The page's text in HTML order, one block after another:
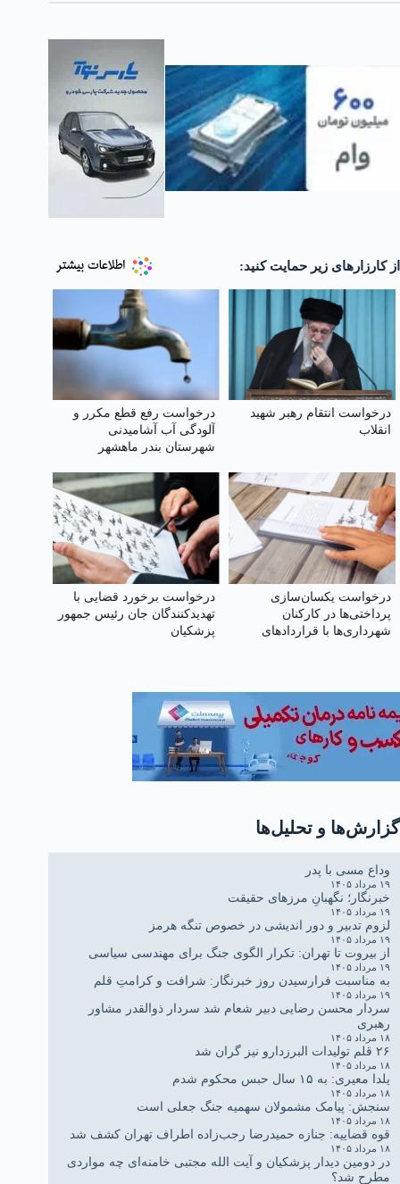
از کارزارهای زیر حمایت کنید:
درخواست انتقام رهبر شهید
انقلاب
درخواست رفع قطع مکرر و
آلودگی آب آشامیدنی
شهرستان بندر ماهشهر
درخواست یکسان‌سازی
پرداختی‌ها در کارکنان
شهرداری‌ها با قراردادهای
درخواست برخورد قضایی با
تهدید‌کنندگان جان رئیس جمهور
پزشکیان
گزارش‌ها و تحلیل‌ها
وداع مسی با پدر
۱۹ مرداد ۱۴۰۵
خبرنگار؛ نگهبانِ مرزهای حقیقت
۱۹ مرداد ۱۴۰۵
لزوم تدبیر و دور اندیشی در خصوص تنگه هرمز
۱۹ مرداد ۱۴۰۵
از بیروت تا تهران: تکرار الگوی جنگ برای مهندسی سیاسی
۱۹ مرداد ۱۴۰۵
به مناسبت فرارسیدن روز خبرنگار: شرافت و کرامتِ قلم
۱۹ مرداد ۱۴۰۵
سردار محسن رضایی دبیر شعام شد سردار ذوالقدر مشاور
رهبری
۱۸ مرداد ۱۴۰۵
۲۶ قلم تولیدات البرزدارو نیز گران شد
۱۸ مرداد ۱۴۰۵
یلدا معیری: به ۱۵ سال حبس محکوم شدم
۱۸ مرداد ۱۴۰۵
سنجش: پیامک مشمولان سهمیه جنگ جعلی است
۱۸ مرداد ۱۴۰۵
قوه قضاییه: جنازه حمیدرضا رجب‌زاده اطراف تهران کشف شد
۱۸ مرداد ۱۴۰۵
در دومین دیدار پزشکیان و آیت الله مجتبی خامنه‌ای چه مواردی
مطرح شد؟